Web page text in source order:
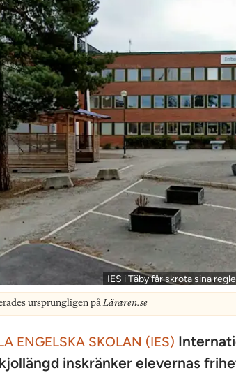
IES i Täby får skrota sina
ursprungligen påLäraren.se
ENGELSKA SKOLAN (IES)
inskränker elevernas